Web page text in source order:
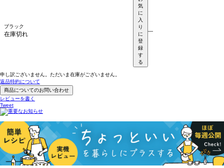
ブラック
在庫切れ
気
に
入
り
に
登
録
す
る
—
申し訳ございません。ただいま在庫がございません。
返品特約について
商品についてのお問い合わせ
レビューを書く
Tweet